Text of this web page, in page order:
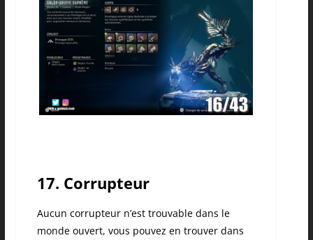
17. Corrupteur
Aucun corrupteur n’est trouvable dans le
monde ouvert, vous pouvez en trouver dans